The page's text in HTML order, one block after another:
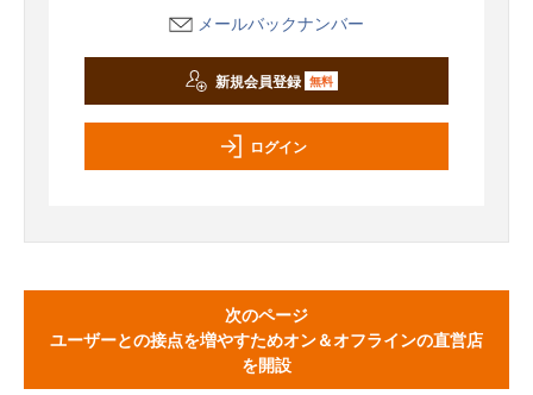
メールバックナンバー
新規会員登録 無料
ログイン
次のページ
ユーザーとの接点を増やすためオン＆オフラインの直営店
を開設